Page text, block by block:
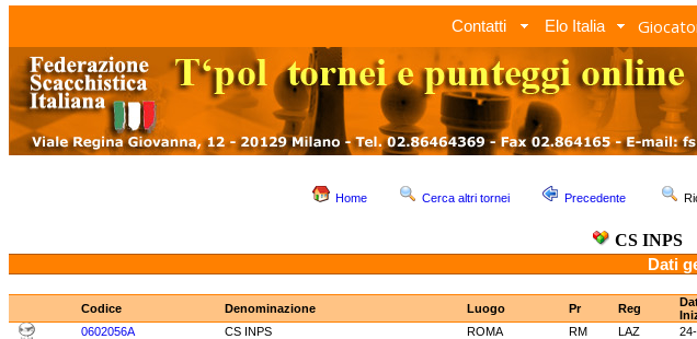
Contatti Elo Italia
Home Cerca altri tornei Precedente
CS INPS
Dati
Codice Denominazione Luogo Pr Reg
0602056A
CS INPS ROMA RM LAZ